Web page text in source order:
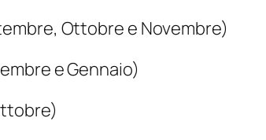
Ottobre e Novembre)
e Gennaio)